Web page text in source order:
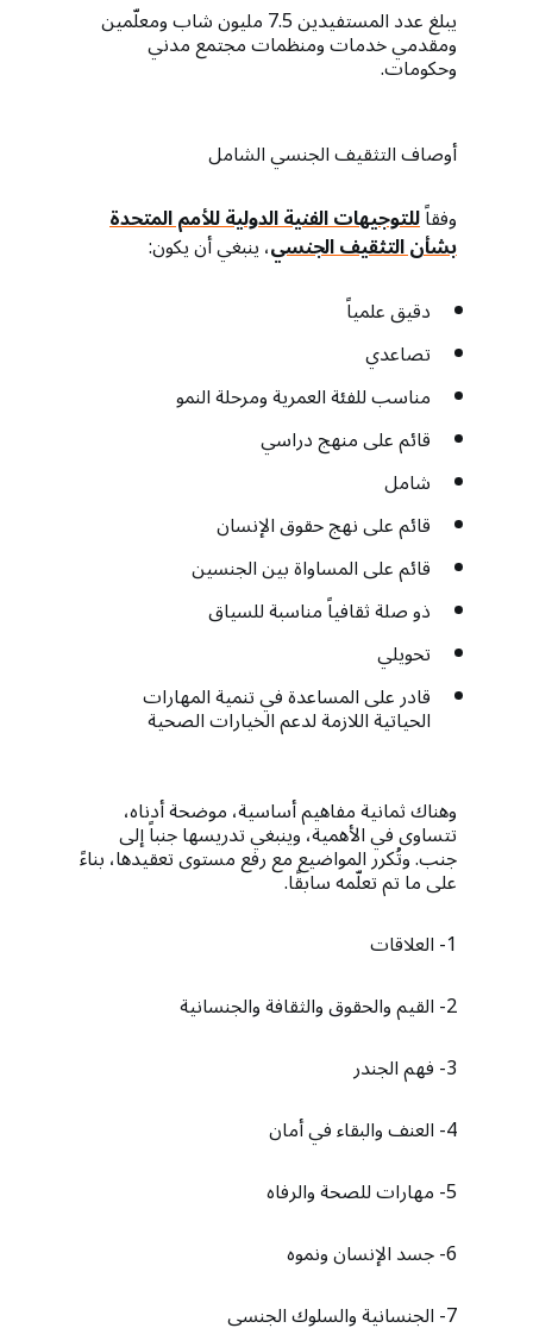
يبلغ عدد المستفيدين 7.5 مليون شاب ومعلّمين
ومقدمي خدمات ومنظمات مجتمع مدني
وحكومات.
أوصاف التثقيف الجنسي الشامل
وفقاًللتوجيهات الفنية الدولية للأمم المتحدة
بشأن التثقيف الجنسي، ينبغي أن يكون:
دقيق علمياً
تصاعدي
مناسب للفئة العمرية ومرحلة النمو
قائم على منهج دراسي
شامل
قائم على نهج حقوق الإنسان
قائم على المساواة بين الجنسين
ذو صلة ثقافياً مناسبة للسياق
تحويلي
قادر على المساعدة في تنمية المهارات
الحياتية اللازمة لدعم الخيارات الصحية
وهناك ثمانية مفاهيم أساسية، موضحة أدناه،
تتساوى في الأهمية، وينبغي تدريسها جنباً إلى
جنب. وتُكرر المواضيع مع رفع مستوى تعقيدها، بناءً
على ما تم تعلّمه سابقًا.
1- العلاقات
2- القيم والحقوق والثقافة والجنسانية
3- فهم الجندر
4- العنف والبقاء في أمان
5- مهارات للصحة والرفاه
6- جسد الإنسان ونموه
7- الجنسانية والسلوك الجنسي